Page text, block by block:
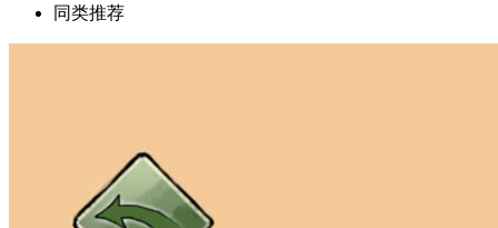
同类推荐